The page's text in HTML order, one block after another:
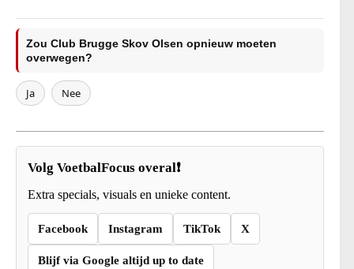
Zou Club Brugge Skov Olsen opnieuw moeten
overwegen?
Ja Nee
Volg VoetbalFocus overal❗
Extra specials, visuals en unieke content.
Facebook Instagram TikTok X
Blijf via Google altijd up to date